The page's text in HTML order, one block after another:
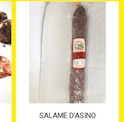
SALAME D'ASINO